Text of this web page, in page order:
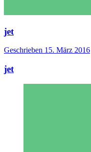
jet
Geschrieben 15. März 2016
jet